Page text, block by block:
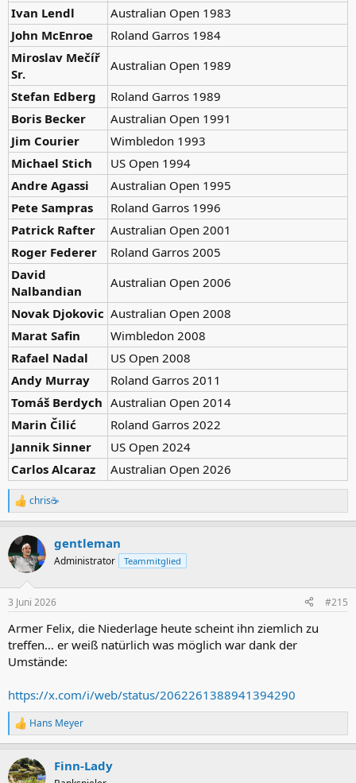
Ivan Lendl
Australian Open 1983
John McEnroe
Roland Garros 1984
Miroslav Mečíř
Sr.
Australian Open 1989
Stefan Edberg
Roland Garros 1989
Boris Becker
Australian Open 1991
Jim Courier
Wimbledon 1993
Michael Stich
US Open 1994
Andre Agassi
Australian Open 1995
Pete Sampras
Roland Garros 1996
Patrick Rafter
Australian Open 2001
Roger Federer
Roland Garros 2005
David
Nalbandian
Australian Open 2006
Novak Djokovic Australian Open 2008
Marat Safin
Wimbledon 2008
Rafael Nadal
US Open 2008
Andy Murray
Roland Garros 2011
Tomáš Berdych Australian Open 2014
Marin Čilić
Roland Garros 2022
Jannik Sinner
US Open 2024
Carlos Alcaraz
Australian Open 2026
R
e
k
t
i
e
:
chris☕
gentleman
Administrator Teammitglied
3 Juni 2026 #215
Armer Felix, die Niederlage heute scheint ihn ziemlich zu
treffen… er weiß natürlich was möglich war dank der
Umstände:
https://x.com/i/web/status/2062261388941394290
R
e
k
t
Hans Meyer
Finn-Lady